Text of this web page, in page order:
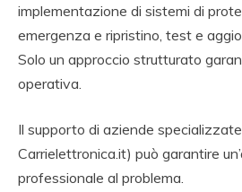
implementazione di sistemi di
emergenza e ripristino, test e
Solo un approccio strutturato
operativa.
Il supporto di aziende
Carrielettronica.it) può garantire
professionale al problema.